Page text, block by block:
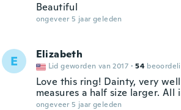
Beautiful
ongeveer 5 jaar geleden
E Elizabeth
Lid geworden van 2017 · 54
Love this ring! Dainty, very
measures a half size larger.
ongeveer 5 jaar geleden